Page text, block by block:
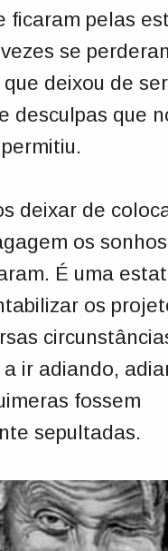
ficaram pelas
se
deixou de
desculpas que
deixar de
os
É uma
os
ir adiando,
fossem
sepultadas.